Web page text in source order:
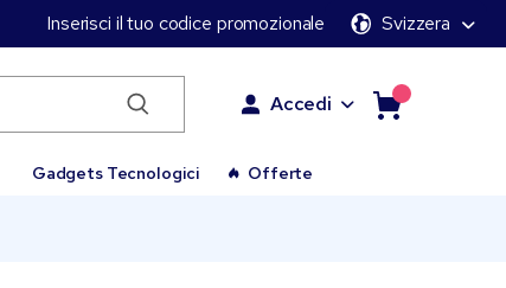
Inserisci il tuo codice promozionale Svizzera
Accedi
Gadgets Tecnologici Offerte